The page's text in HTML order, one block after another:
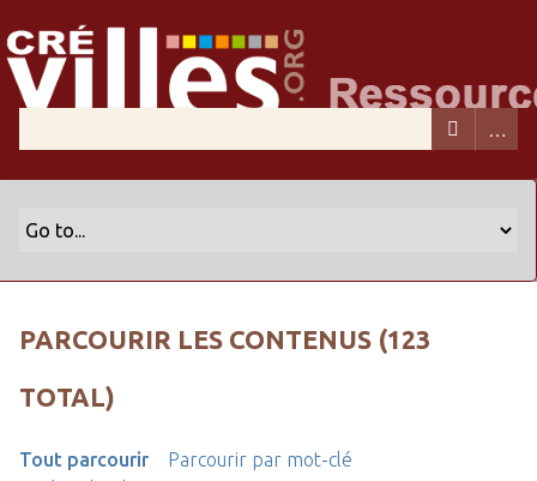
PARCOURIR LES CONTENUS (123
TOTAL)
Tout parcourir
Parcourir par mot-clé